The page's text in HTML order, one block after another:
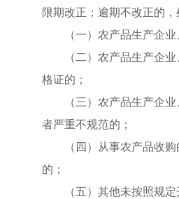
限期改正；逾期不改正的
（一）农产品生产企
（二）农产品生产企
格证的；
（三）农产品生产企
者严重不规范的；
（四）从事农产品收
的；
（五）其他未按照规